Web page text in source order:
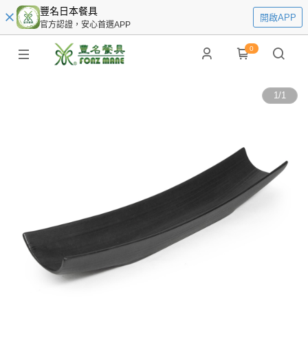
豐名日本餐具
官方認證，安心首選APP
開啟APP
0
1/1